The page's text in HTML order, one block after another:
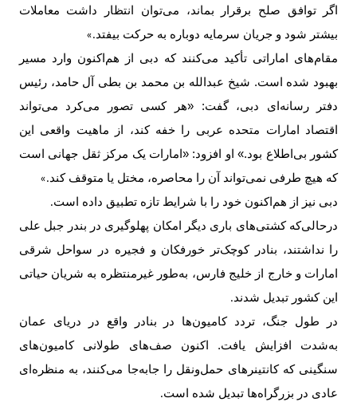
اگر توافق صلح برقرار بماند، می‌توان انتظار داشت معاملات
بیشتر شود و جریان سرمایه دوباره به حرکت بیفتد.»
مقام‌های اماراتی تأکید می‌کنند که دبی از هم‌اکنون وارد مسیر
بهبود شده است. شیخ عبدالله بن محمد بن بطی آل حامد، رئیس
دفتر رسانه‌ای دبی، گفت: «هر کسی تصور می‌کرد می‌تواند
اقتصاد امارات متحده عربی را خفه کند، از ماهیت واقعی این
کشور بی‌اطلاع بود.» او افزود: «امارات یک مرکز ثقل جهانی است
که هیچ طرفی نمی‌تواند آن را محاصره، مختل یا متوقف کند.»
دبی نیز از هم‌اکنون خود را با شرایط تازه تطبیق داده است.
درحالی‌که کشتی‌های باری دیگر امکان پهلوگیری در بندر جبل علی
را نداشتند، بنادر کوچک‌تر خورفکان و فجیره در سواحل شرقی
امارات و خارج از خلیج فارس، به‌طور غیرمنتظره به شریان حیاتی
این کشور تبدیل شدند.
در طول جنگ، تردد کامیون‌ها در بنادر واقع در دریای عمان
به‌شدت افزایش یافت. اکنون صف‌های طولانی کامیون‌های
سنگینی که کانتینرهای حمل‌ونقل را جابه‌جا می‌کنند، به منظره‌ای
عادی در بزرگراه‌ها تبدیل شده است.